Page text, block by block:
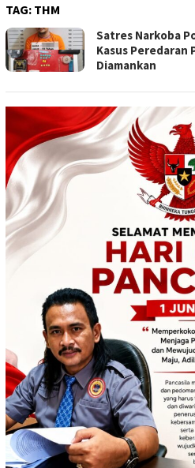
TAG: THM
Satres Narkoba
Kasus Peredaran
Diamankan